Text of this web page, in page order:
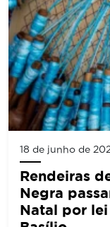
18 de junho de
Rendeiras
Negra
Natal por